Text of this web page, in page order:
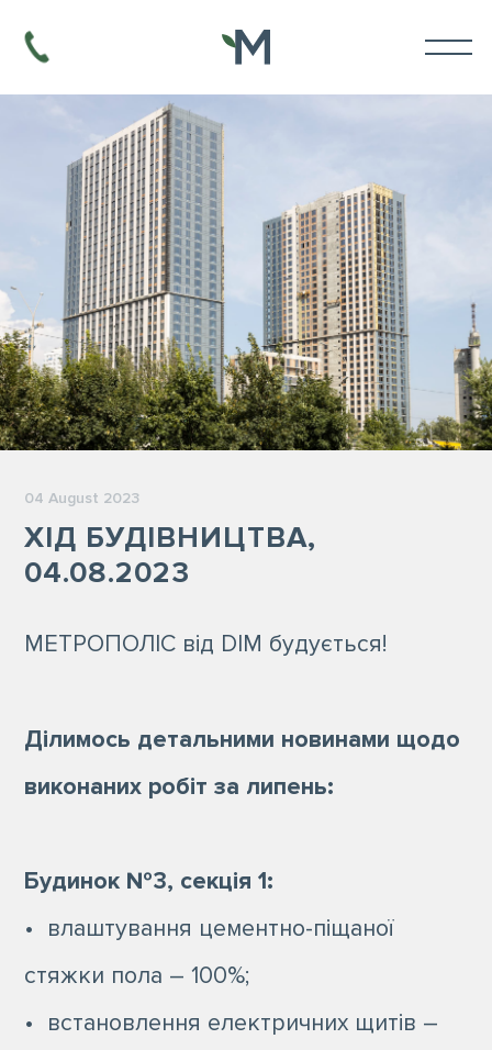
04 August 2023
ХІД БУДІВНИЦТВА,
04.08.2023
МЕТРОПОЛІС від DIM будується!
Ділимось детальними новинами щодо
виконаних робіт за липень:
Будинок №3, секція 1:
• влаштування цементно-піщаної
стяжки пола – 100%;
• встановлення електричних щитів –